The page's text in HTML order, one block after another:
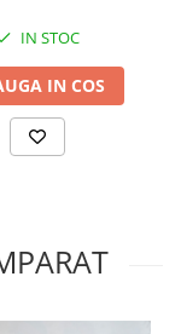
IN STOC
IN COS